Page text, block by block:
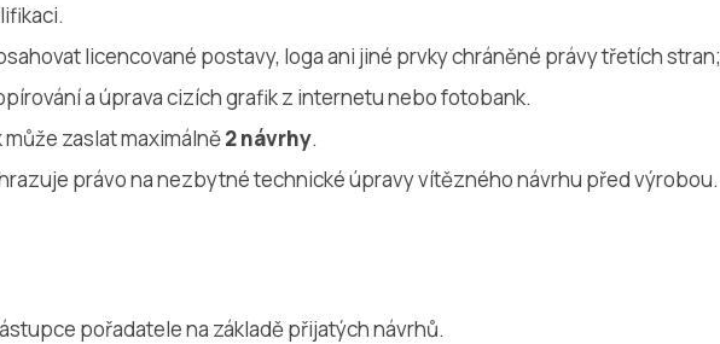
licencované postavy, loga ani jiné prvky chráněné právy třetích stran;
a úprava cizích grafik z internetu nebo fotobank.
zaslat maximálně2 návrhy.
právo na nezbytné technické úpravy vítězného návrhu před výrobou.
pořadatele na základě přijatých návrhů.